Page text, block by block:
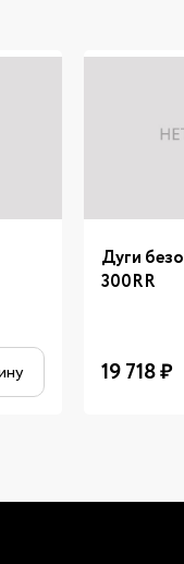
Дуги
300RR
19 718₽